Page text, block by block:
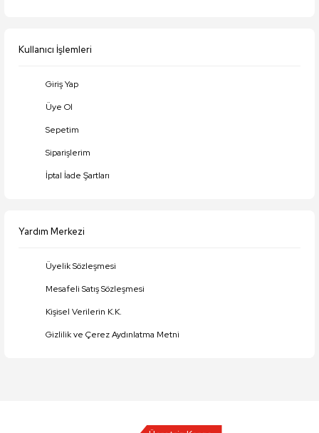
Kullanıcı İşlemleri
Giriş Yap
Üye Ol
Sepetim
Siparişlerim
İptal İade Şartları
Yardım Merkezi
Üyelik Sözleşmesi
Mesafeli Satış Sözleşmesi
Kişisel Verilerin K.K.
Gizlilik ve Çerez Aydınlatma Metni